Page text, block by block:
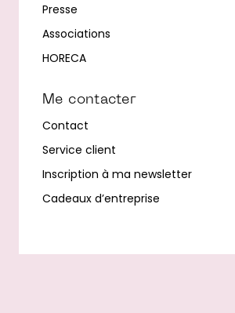
Presse
Associations
HORECA
Me contacter
Contact
Service client
Inscription à ma newsletter
Cadeaux d’entreprise